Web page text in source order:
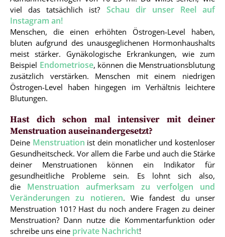
viel das tatsächlich ist? Schau dir unser Reel auf
Instagram an!
Menschen, die einen erhöhten Östrogen-Level haben,
bluten aufgrund des unausgeglichenen Hormonhaushalts
meist stärker. Gynäkologische Erkrankungen, wie zum
Beispiel Endometriose, können die Menstruationsblutung
zusätzlich verstärken. Menschen mit einem niedrigen
Östrogen-Level haben hingegen im Verhältnis leichtere
Blutungen.
Hast dich schon mal intensiver mit deiner
Menstruation auseinandergesetzt?
Deine Menstruation ist dein monatlicher und kostenloser
Gesundheitscheck. Vor allem die Farbe und auch die Stärke
deiner Menstruationen können ein Indikator für
gesundheitliche Probleme sein. Es lohnt sich also,
die Menstruation aufmerksam zu verfolgen und
Veränderungen zu notieren. Wie fandest du unser
Menstruation 101? Hast du noch andere Fragen zu deiner
Menstruation? Dann nutze die Kommentarfunktion oder
schreibe uns eine private Nachricht!